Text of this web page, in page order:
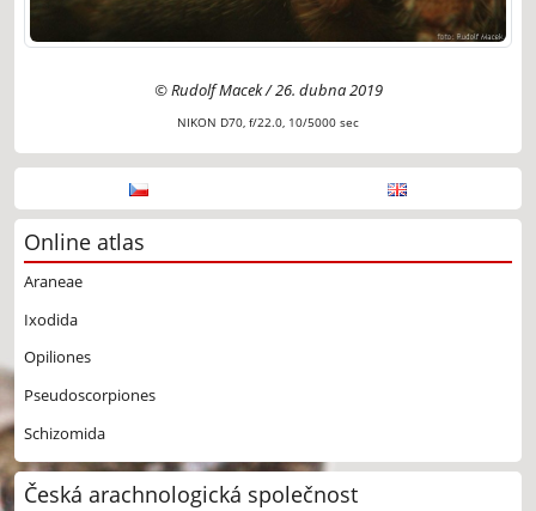
© Rudolf Macek / 26. dubna 2019
NIKON D70, f/22.0, 10/5000 sec
Online atlas
Araneae
Ixodida
Opiliones
Pseudoscorpiones
Schizomida
Česká arachnologická společnost